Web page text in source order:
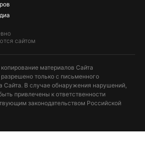
сайтом
материалов Сайта
только с письменного
Сайта. В случае обнаружения нарушений,
привлечены к ответственности
законодательством Российской